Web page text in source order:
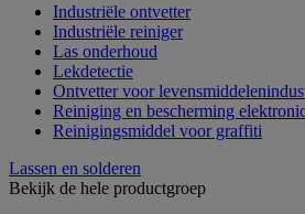
Industriële ontvetter
Industriële reiniger
Las onderhoud
Lekdetectie
Ontvetter voor
Reiniging en bescherming
Reinigingsmiddel voor graffiti
Lassen en solderen
Bekijk de hele productgroep